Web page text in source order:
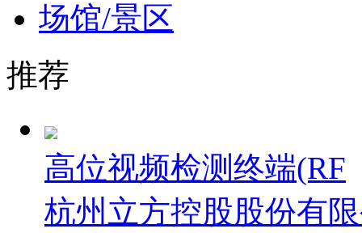
场馆/景区
推荐
高位视频检测终端(RF
杭州立方控股股份有